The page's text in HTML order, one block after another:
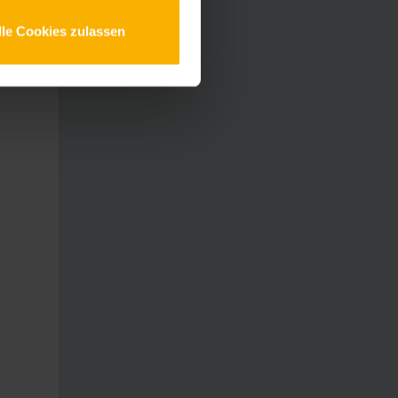
Cookies zulassen